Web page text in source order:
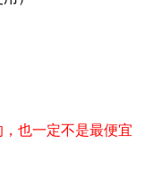
也一定不是最便宜